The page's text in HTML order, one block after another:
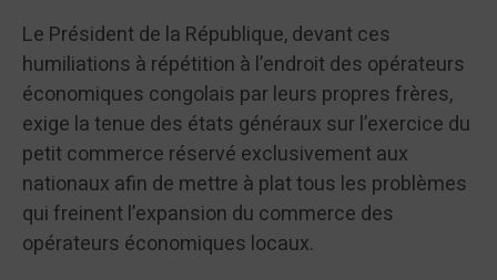
Le Président de la République, devant ces
humiliations à répétition à l’endroit des opérateurs
économiques congolais par leurs propres frères,
exige la tenue des états généraux sur l’exercice du
petit commerce réservé exclusivement aux
nationaux afin de mettre à plat tous les problèmes
qui freinent l’expansion du commerce des
opérateurs économiques locaux.